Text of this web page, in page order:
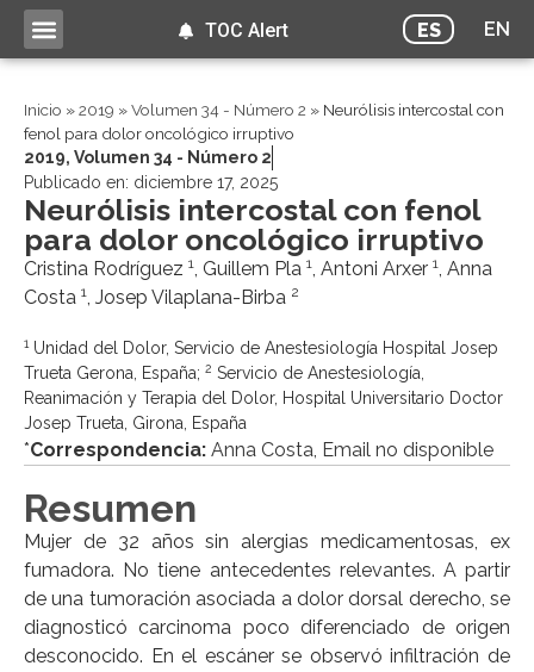
ES EN
TOC Alert
Inicio »2019 »Volumen 34 - Número 2 » Neurólisis intercostal con
fenol para dolor oncológico irruptivo
2019, Volumen 34 - Número 2
Publicado en: diciembre 17, 2025
Neurólisis intercostal con fenol
para dolor oncológico irruptivo
Cristina Rodríguez 1, Guillem Pla 1, Antoni Arxer 1, Anna
Costa 1, Josep Vilaplana-Birba 2
1Unidad del Dolor, Servicio de Anestesiología Hospital Josep
Trueta Gerona, España; 2 Servicio de Anestesiología,
Reanimación y Terapia del Dolor, Hospital Universitario Doctor
Josep Trueta, Girona, España
*Correspondencia: Anna Costa, Email no disponible
Resumen
Mujer de 32 años sin alergias medicamentosas, ex
fumadora. No tiene antecedentes relevantes. A partir
de una tumoración asociada a dolor dorsal derecho, se
diagnosticó carcinoma poco diferenciado de origen
desconocido. En el escáner se observó infiltración de